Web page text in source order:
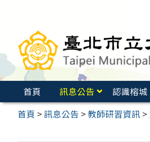
要
容
首頁 訊息公告 認識榕城
首頁 >訊息公告 >教師研習資訊 >